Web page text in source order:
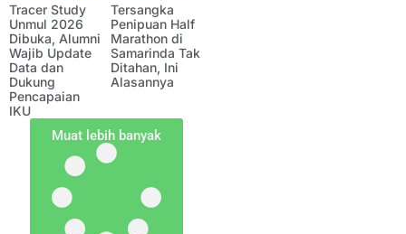
Tracer Study
Unmul 2026
Dibuka, Alumni
Wajib Update
Data dan
Dukung
Pencapaian
IKU
Tersangka
Penipuan Half
Marathon di
Samarinda Tak
Ditahan, Ini
Alasannya
Muat lebih banyak